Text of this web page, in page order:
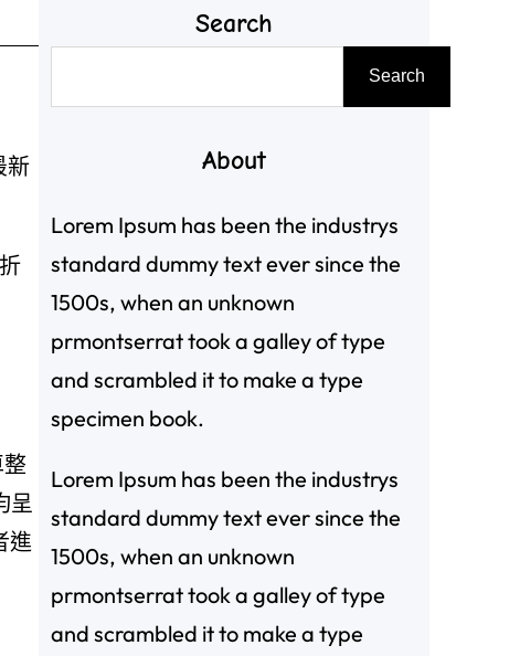
新
呈
進
Search
尋
Search
About
Lorem Ipsum has been the industrys
standard dummy text ever since the
1500s, when an unknown
prmontserrat took a galley of type
and scrambled it to make a type
specimen book.
Lorem Ipsum has been the industrys
standard dummy text ever since the
1500s, when an unknown
prmontserrat took a galley of type
and scrambled it to make a type